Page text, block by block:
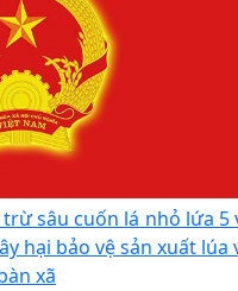
sâu cuốn lá nhỏ lứa 5
hại bảo vệ sản xuất lúa
xã